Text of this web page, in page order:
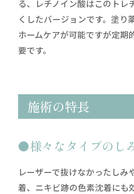
る、レチノイン酸はこのトレ
くしたバージョンです。塗り
ホームケアが可能ですが定期
要です。
施術の特長
様々なタイプのし
レーザーで抜けなかったしみ
着、ニキビ跡の色素沈着にも